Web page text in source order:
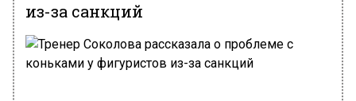
из-за санкций